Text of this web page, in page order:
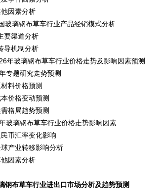
素分析
璃钢布草车行业产品经销模式分析
渠道分析
机制分析
玻璃钢布草车行业价格走势及影响因素预测
题研究走势预测
价格预测
变动预测
趋势预测
钢布草车行业价格走势影响因素
率变化影响
转移影响分析
素分析
钢布草车行业进出口市场分析及趋势预测